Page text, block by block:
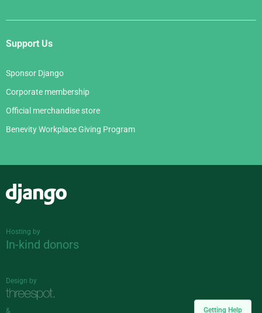
Getting Help
Support Us
Sponsor Django
Corporate membership
Official merchandise store
Benevity Workplace Giving Program
Hosting by
In-kind donors
Design by
&